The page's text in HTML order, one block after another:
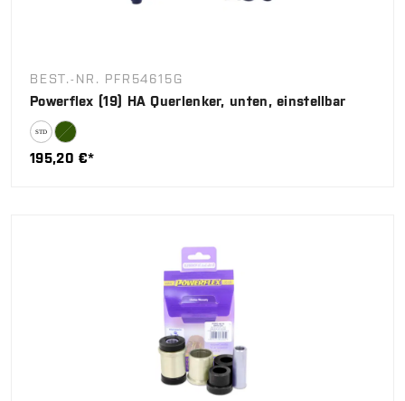
BEST.-NR. PFR54615G
Powerflex (19) HA Querlenker, unten, einstellbar
195,20 €*